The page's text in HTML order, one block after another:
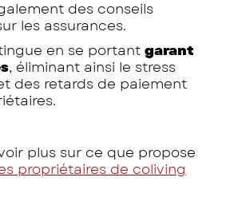
des conseils
les assurances.
en se portant garant
, éliminant ainsi le stress
des retards de paiement
plus sur ce que propose
propriétaires de coliving